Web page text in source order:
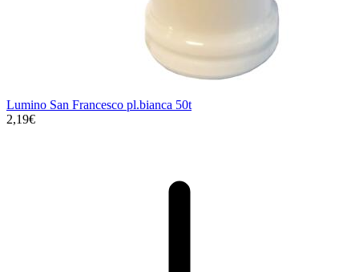
Lumino San Francesco pl.bianca 50t
2,19€